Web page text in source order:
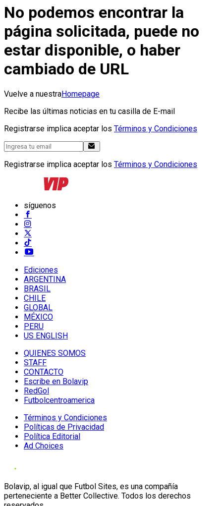
No podemos encontrar la
página solicitada, puede no
estar disponible, o haber
cambiado de URL
Vuelve a nuestraHomepage
Recibe las últimas noticias en tu casilla de E-mail
Registrarse implica aceptar los Términos y Condiciones
Registrarse implica aceptar los Términos y Condiciones
síguenos
Ediciones
ARGENTINA
BRASIL
CHILE
GLOBAL
MÉXICO
PERU
US ENGLISH
QUIENES SOMOS
STAFF
CONTACTO
Escribe en Bolavip
RedGol
Futbolcentroamerica
Términos y Condiciones
Políticas de Privacidad
Política Editorial
Ad Choices
Bolavip, al igual que Futbol Sites, es una compañía
perteneciente a Better Collective. Todos los derechos